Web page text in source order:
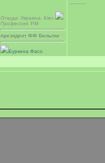
Откуда: Украина, Kiev
Профессия: PM
президент ФФ Бельгии
Буркина Фасо
-----------